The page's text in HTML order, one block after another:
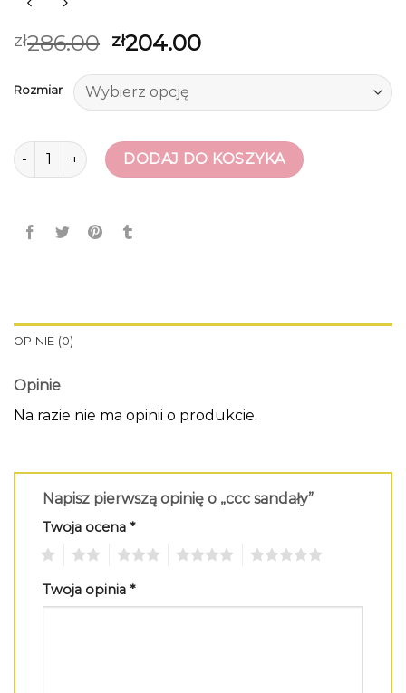
zł286.00 zł204.00
Rozmiar
ilość ccc sandały DODAJ DO KOSZYKA
OPINIE (0)
Opinie
Na razie nie ma opinii o produkcie.
Napisz pierwszą opinię o „ccc sandały”
Twoja ocena *
Twoja opinia *